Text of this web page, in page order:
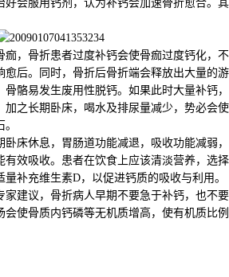
好会服用钙剂，认为补钙会加速骨折愈合。其
痂，骨折患者过度补钙会使骨痂过度钙化，不
愈后。同时，骨折后骨折端会释放出大量的游
骼易发生废用性脱钙。如果此时大量补钙，
加之长期卧床，喝水及排尿量减少，势必会使
床休息，胃肠道功能减退，吸收功能减弱，
有效吸收。患者在饮食上应该清淡营养，选择
补充维生素D，以促进钙质的吸收与利用。
家建议，骨折病人早期不要急于补钙，也不要
使骨质内钙磷等无机质增高，使有机质比例